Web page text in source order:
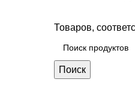
Товаров,
Поиск